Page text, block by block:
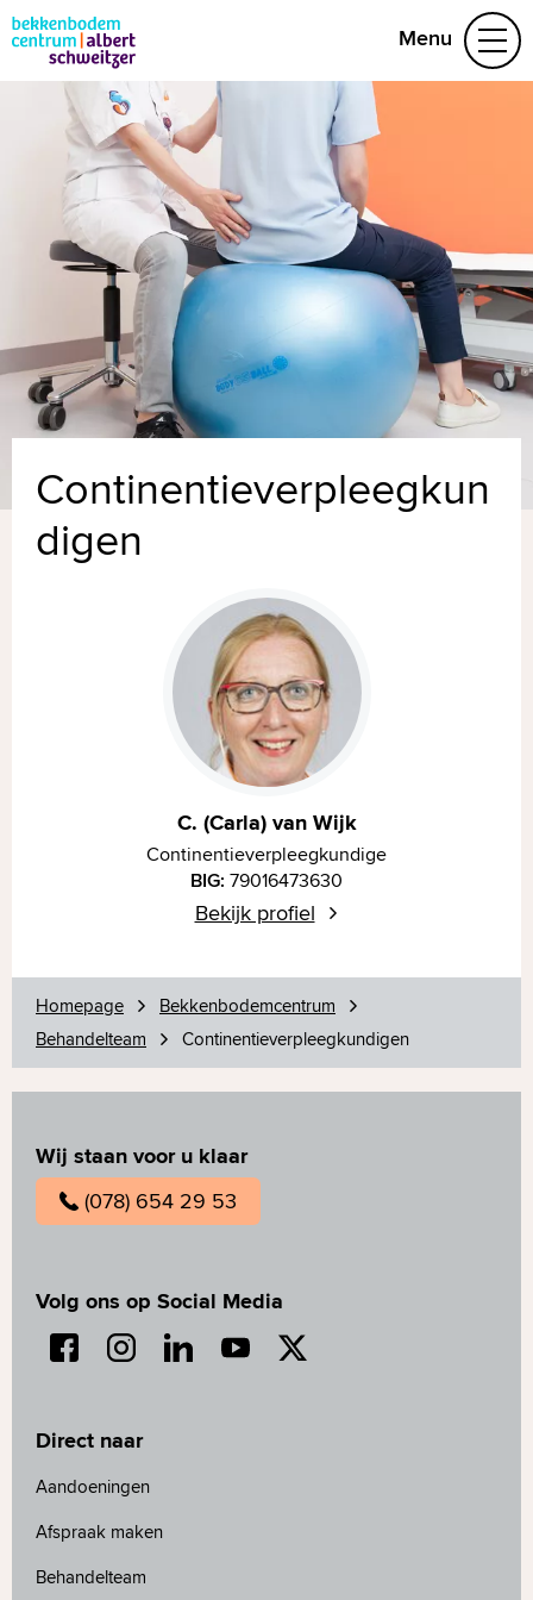
Menu
Aandoeningen
Behandelteam
Folders
Vragen
Afspraak maken
(078) 654 29 53
Naar home asz.nl
MijnASz
Continentieverpleegkun
digen
C. (Carla) van Wijk
Continentie­verpleegkundige
BIG: 79016473630
Bekijk profiel
Homepage
Bekkenbodemcentrum
Behandelteam
Continentieverpleegkundigen
Wij staan voor u klaar
(078) 654 29 53
Volg ons op Social Media
Direct naar
Aandoeningen
Afspraak maken
Behandelteam